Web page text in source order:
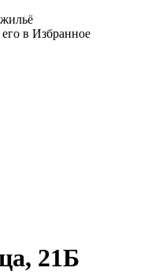
в Избранное
21Б